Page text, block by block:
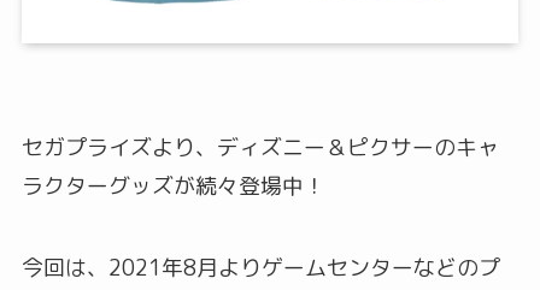
セガプライズより、ディズニー＆ピクサーのキャ
ラクターグッズが続々登場中！
今回は、2021年8月よりゲームセンターなどのプ